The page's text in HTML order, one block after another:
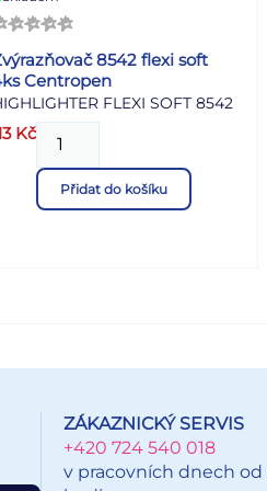
8542 flexi soft
Centropen
FLEXI SOFT 8542
zvýrazňovač se
super pružným hrotem
pro hladké a pohodlné
zvýraznění textu na všech
Kč
Přidat do košíku
ZÁKAZNICKÝ SERVIS
+420 724 540 018
v pracovních dnech od